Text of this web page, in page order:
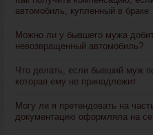
автомобиль, купленный в браке
Можно ли у бывшего мужа
невозвращенный автомобиль?
Что делать, если бывший муж
которая ему не принадлежит
Могу ли я претендовать на
документацию оформляла на